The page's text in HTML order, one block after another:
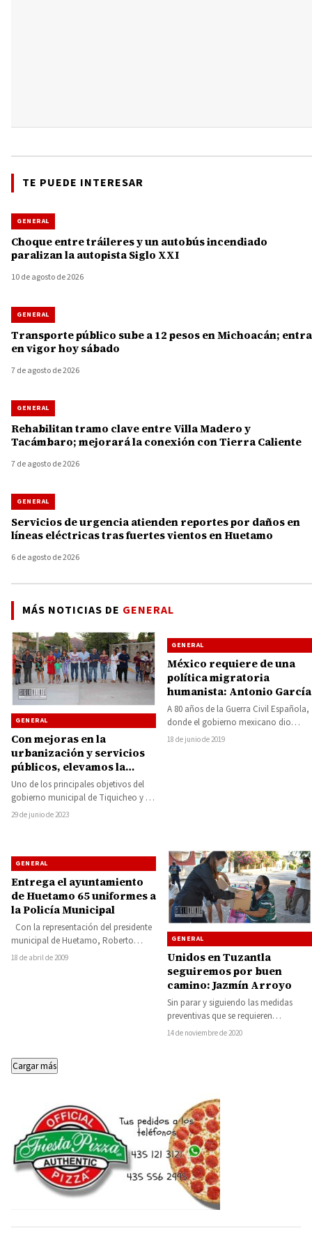
TE PUEDE INTERESAR
GENERAL
Choque entre tráileres y un autobús incendiado
paralizan la autopista Siglo XXI
10 de agosto de 2026
GENERAL
Transporte público sube a 12 pesos en Michoacán; entra
en vigor hoy sábado
7 de agosto de 2026
GENERAL
Rehabilitan tramo clave entre Villa Madero y
Tacámbaro; mejorará la conexión con Tierra Caliente
7 de agosto de 2026
GENERAL
Servicios de urgencia atienden reportes por daños en
líneas eléctricas tras fuertes vientos en Huetamo
6 de agosto de 2026
MÁS NOTICIAS DE GENERAL
GENERAL
Con mejoras en la
urbanización y servicios
públicos, elevamos la
calidad de vida de los
tiquichenses: Catalina
Pérez Negrón
Uno de los principales objetivos del
gobierno municipal de Tiquicheo y de
su alcaldesa, Catalina Pérez Negrón
29 de junio de 2023
GENERAL
México requiere de una
política migratoria
humanista: Antonio García
A 80 años de la Guerra Civil Española,
donde el gobierno mexicano dio
refugio a los exiliados y…
18 de junio de 2019
GENERAL
Entrega el ayuntamiento
de Huetamo 65 uniformes a
la Policía Municipal
Con la representación del presidente
municipal de Huetamo, Roberto
García Sierra, el secretario particular
18 de abril de 2009
GENERAL
Unidos en Tuzantla
seguiremos por buen
camino: Jazmín Arroyo
Sin parar y siguiendo las medidas
preventivas que se requieren
actualmente, la presidenta municipal
14 de noviembre de 2020
Cargar más